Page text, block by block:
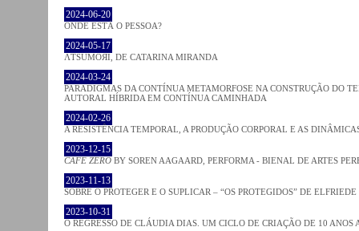
2024-06-20
ONDE ESTÁ O PESSOA?
2024-05-17
ΛƬSUMOЯI, DE CATARINA MIRANDA
2024-03-24
PARADIGMAS DA CONTÍNUA METAMORFOSE NA CONSTRUÇÃO DO
AUTORAL HÍBRIDA EM CONTÍNUA CAMINHADA
2024-02-26
A RESISTÊNCIA TEMPORAL, A PRODUÇÃO CORPORAL E AS
2023-12-15
CAFE ZERO BY SOREN AAGAARD, PERFORMA - BIENAL DE ARTES
2023-11-13
SOBRE O PROTEGER E O SUPLICAR – “OS PROTEGIDOS” DE
2023-10-31
O REGRESSO DE CLÁUDIA DIAS. UM CICLO DE CRIAÇÃO DE 10